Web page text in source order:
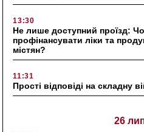
13:30
Не лише доступний проїзд:
профінансувати ліки та
містян?
11:31
Прості відповіді на складну
26